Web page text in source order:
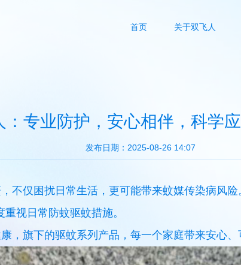
首页 关于双飞人
：专业防护，安心相伴，科学
发布日期：2025-08-26 14:07
不仅困扰日常生活，更可能带来蚊媒传染病风
视日常防蚊驱蚊措施。
，旗下的驱蚊系列产品，每一个家庭带来安心、